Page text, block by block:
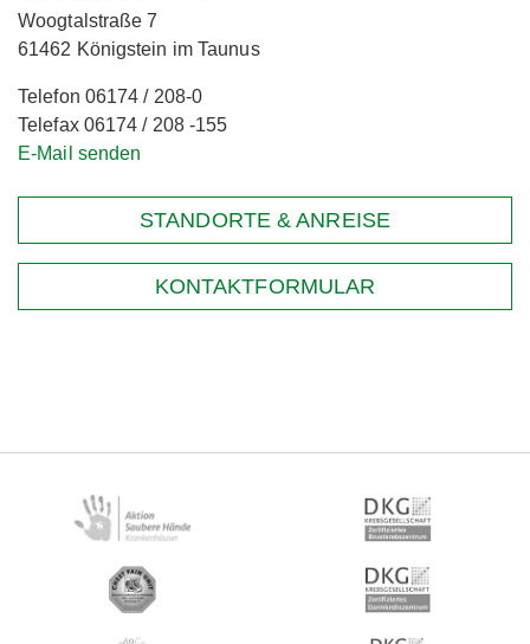
Woogtalstraße 7
61462 Königstein im Taunus
Telefon 06174 / 208-0
Telefax 06174 / 208 -155
E-Mail senden
STANDORTE & ANREISE
KONTAKTFORMULAR